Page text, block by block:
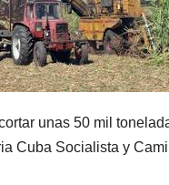
unas 50 mil
Cuba Socialista y